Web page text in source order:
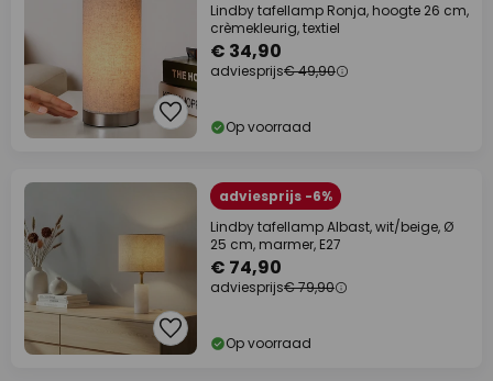
Lindby tafellamp Ronja, hoogte 26 cm,
crèmekleurig, textiel
€ 34,90
adviesprijs€ 49,90
Op voorraad
adviesprijs -6%
Lindby tafellamp Albast, wit/beige, Ø
25 cm, marmer, E27
€ 74,90
adviesprijs€ 79,90
Op voorraad